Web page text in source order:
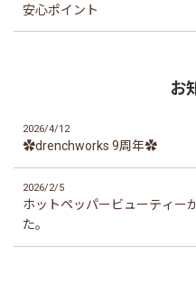
安心ポイント
お
2026/4/12
✿drenchworks 9周年✿
2026/2/5
ホットペッパービューティー
た。